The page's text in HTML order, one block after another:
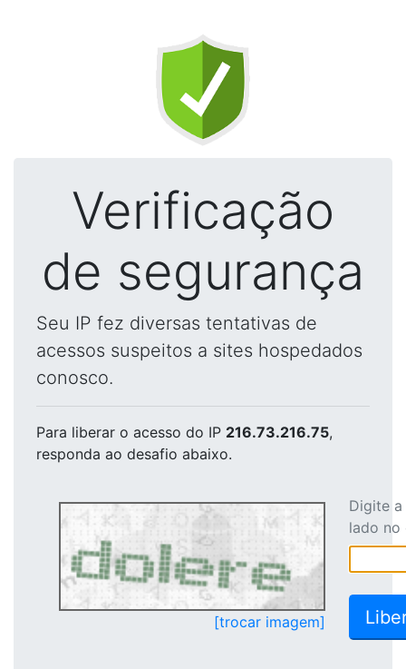
Verificação
de segurança
Seu IP fez diversas tentativas de
acessos suspeitos a sites hospedados
conosco.
Para liberar o acesso do IP 216.73.216.75,
responda ao desafio abaixo.
[trocar imagem]
Digite
lado no